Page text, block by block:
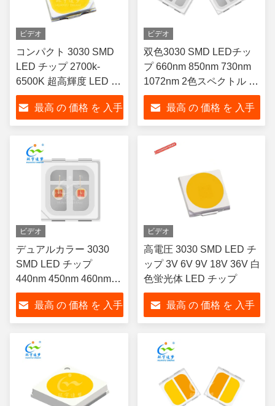
ビデオ
コンパクト 3030 SMD
LED チップ 2700k-
6500K 超高輝度 LED チ
ップ 160lm-180lm
最高 の 価格 を 入手
ビデオ
双色3030 SMD LEDチッ
プ 660nm 850nm 730nm
1072nm 2色スペクトル カ
スタマイズ可能 1W 治療
帽
最高 の 価格 を 入手
ビデオ
デュアルカラー 3030
SMD LED チップ
440nm 450nm 460nm
470nm 1W
最高 の 価格 を 入手
ビデオ
高電圧 3030 SMD LED チ
ップ 3V 6V 9V 18V 36V 白
色蛍光体 LED チップ
最高 の 価格 を 入手